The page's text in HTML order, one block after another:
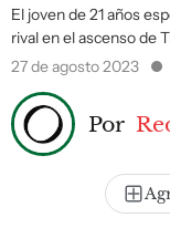
El joven de 21 años
rival en el ascenso de
27 de agosto 2023
Por